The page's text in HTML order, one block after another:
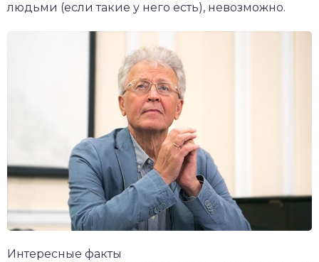
людьми (если такие у него есть), невозможно.
Интересные факты